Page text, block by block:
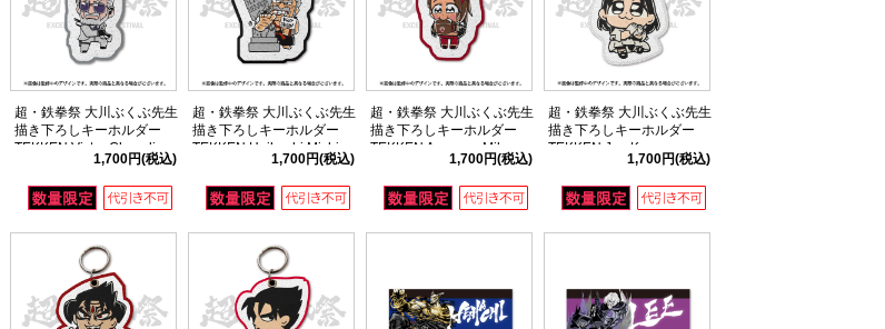
超・鉄拳祭 大川ぶくぶ先生
描き下ろしキーホルダー
TEKKEN Victor Chevalier
1,700円(税込)
超・鉄拳祭 大川ぶくぶ先生
描き下ろしキーホルダー
TEKKEN Heihachi Mishima
1,700円(税込)
超・鉄拳祭 大川ぶくぶ先生
描き下ろしキーホルダー
TEKKEN Azucena Milagros
1,700円(税込)
超・鉄拳祭 大川ぶくぶ先生
描き下ろしキーホルダー
TEKKEN Jun Kazama
1,700円(税込)